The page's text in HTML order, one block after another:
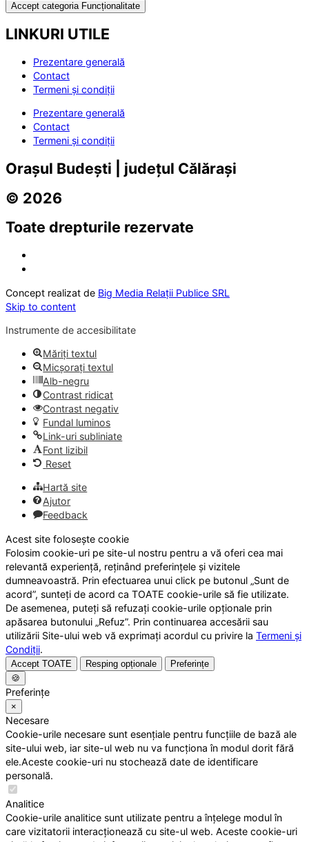
Accept categoria Funcționalitate
LINKURI UTILE
Prezentare generală
Contact
Termeni și condiții
Prezentare generală
Contact
Termeni și condiții
Orașul Budești | județul Călărași
© 2026
Toate drepturile rezervate
Concept realizat de Big Media Relații Publice SRL
Skip to content
Instrumente de accesibilitate
Măriți textul
Micșorați textul
Alb-negru
Contrast ridicat
Contrast negativ
Fundal luminos
Link-uri subliniate
Font lizibil
Reset
Hartă site
Ajutor
Feedback
Acest site folosește cookie
Folosim cookie-uri pe site-ul nostru pentru a vă oferi cea mai
relevantă experiență, reținând preferințele și vizitele
dumneavoastră. Prin efectuarea unui click pe butonul „Sunt de
acord”, sunteți de acord ca TOATE cookie-urile să fie utilizate.
De asemenea, puteți să refuzați cookie-urile opționale prin
apăsarea butonului „Refuz”. Prin continuarea accesării sau
utilizării Site-ului web vă exprimați acordul cu privire la Termeni și
Condiții.
Accept TOATE Resping opționale
Preferințe
🍪
Preferințe
×
Necesare
Cookie-urile necesare sunt esențiale pentru funcțiile de bază ale
site-ului web, iar site-ul web nu va funcționa în modul dorit fără
ele.Aceste cookie-uri nu stochează date de identificare
personală.
Analitice
Cookie-urile analitice sunt utilizate pentru a înțelege modul în
care vizitatorii interacționează cu site-ul web. Aceste cookie-uri